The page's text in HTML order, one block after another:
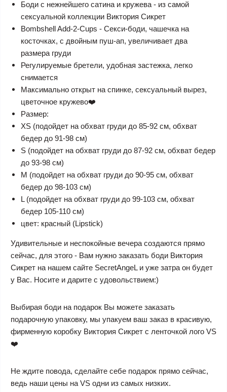
Боди с нежнейшего сатина и кружева - из самой
сексуальной коллекции Виктория Сикрет
Bombshell Add-2-Cups - Секси-боди, чашечка на
косточках, с двойным пуш-ап, увеличивает два
размера груди
Регулируемые бретели, удобная застежка, легко
снимается
Максимально открыт на спинке, сексуальный вырез,
цветочное кружево❤️
Размер:
XS (подойдет на обхват груди до 85-92 см, обхват
бедер до 91-98 см)
S (подойдет на обхват груди до 87-92 см, обхват бедер
до 93-98 см)
M (подойдет на обхват груди до 90-95 см, обхват
бедер до 98-103 см)
L (подойдет на обхват груди до 99-103 см, обхват
бедер 105-110 см)
цвет: красный (Lipstick)
Удивительные и неспокойные вечера создаются прямо
сейчас, для этого - Вам нужно заказать боди Виктория
Сикрет на нашем сайте SecretAngeL и уже затра он будет
у Вас. Носите и дарите с удовольствием:)
Выбирая боди на подарок Вы можете заказать
подарочную упаковку, мы упакуем ваш заказ в красивую,
фирменную коробку Виктория Сикрет с ленточкой лого VS
❤️
Не ждите повода, сделайте себе подарок прямо сейчас,
ведь наши цены на VS одни из самых низких.